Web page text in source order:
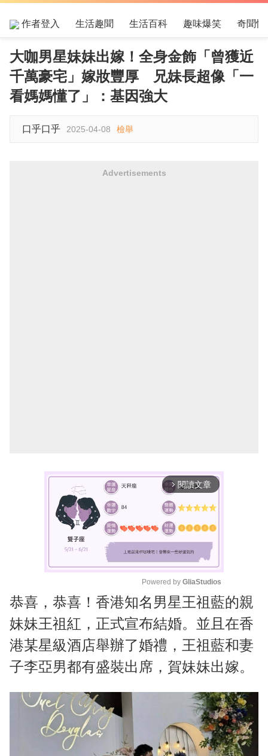
作者登入 生活趣聞 生活百科 趣味爆笑 奇聞怪
大咖男星妹妹出嫁！全身金飾「曾獲近
千萬豪宅」嫁妝豐厚 兄妹長超像「一
看媽媽懂了」：基因強大
口乎口乎 2025-04-08 檢舉
Advertisements
arrow_forward_ios 閱讀文章
M
t
e
Powered by GliaStudios
恭喜，恭喜！香港知名男星王祖藍的親
妹妹王祖紅，正式宣布結婚。並且在香
港某星級酒店舉辦了婚禮，王祖藍和妻
子李亞男都有盛裝出席，賀妹妹出嫁。